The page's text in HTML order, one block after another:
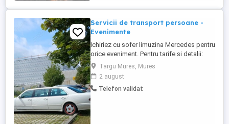
Servicii de transport persoane -
Evenimente
Ichiriez cu sofer limuzina Mercedes pentru
orice eveniment. Pentru tarife si detalii:
Targu Mures, Mures
2 august
Telefon validat